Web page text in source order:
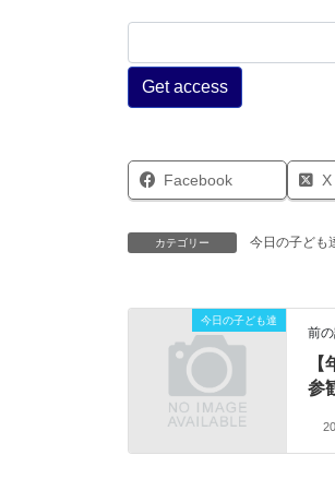
Facebook X
カテゴリー 今日の子ども
今日の子ども達
前
参